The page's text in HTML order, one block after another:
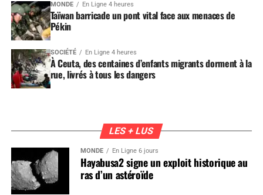
MONDE En Ligne 4 heures
Taïwan barricade un pont vital face aux menaces de
Pékin
SOCIÉTÉ En Ligne 4 heures
À Ceuta, des centaines d’enfants migrants dorment à la
rue, livrés à tous les dangers
LES + LUS
MONDE En Ligne 6 jours
Hayabusa2 signe un exploit historique au
ras d’un astéroïde